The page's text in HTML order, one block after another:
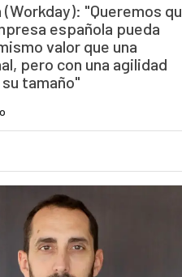
(Workday): "Queremos
española pueda
valor que una
pero con una agilidad
tamaño"